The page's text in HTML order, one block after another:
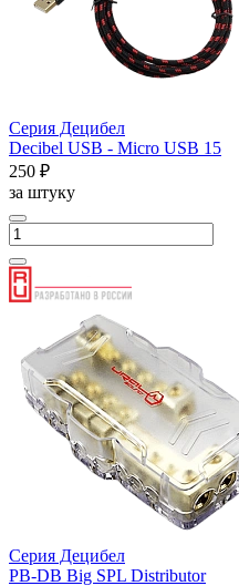
Серия Децибел
Decibel USB - Micro USB 15
250 ₽
за штуку
Серия Децибел
PB-DB Big SPL Distributor